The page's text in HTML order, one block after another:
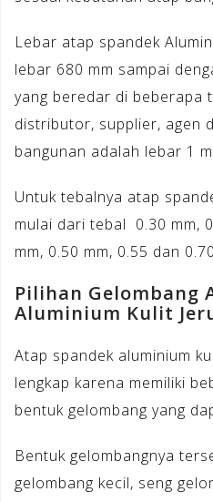
Lebar atap spandek
lebar 680 mm sampai
yang beredar di beberapa
distributor, supplier, agen
bangunan adalah lebar 1
Untuk tebalnya atap
mulai dari tebal 0.30 mm,
mm, 0.50 mm, 0.55 dan
Pilihan Gelombang
Aluminium Kulit
Atap spandek aluminium
lengkap karena memiliki
bentuk gelombang yang
Bentuk gelombangnya
gelombang kecil, seng